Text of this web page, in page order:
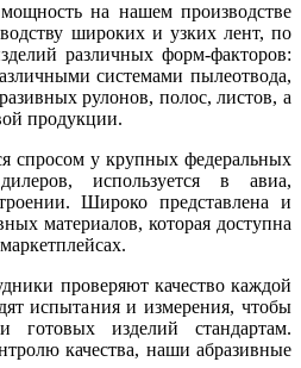
на нашем производстве
широких и узких лент, по
различных форм-факторов:
системами пылеотвода,
рулонов, полос, листов, а
продукции.
спросом у крупных федеральных
используется в авиа,
Широко представлена и
материалов, которая доступна
проверяют качество каждой
испытания и измерения, чтобы
готовых изделий стандартам.
качества, наши абразивные